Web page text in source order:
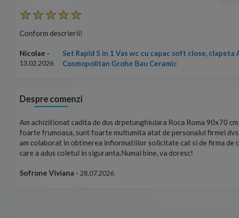
Conform descrierii!
Nicolae -
13.02.2026
Set Rapid 5 in 1 Vas wc cu capac soft close, clapeta
Cosmopolitan Grohe Bau Ceramic
Despre comenzi
Am achizitionat cadita de dus drpetunghiulara Roca Roma 90x70
foarte frumoasa, sunt foarte multumita atat de personalul firmei
am colaborat in obtinerea infiormatiilor solicitate cat si de firma de
care a adus coletul in siguranta.Numai bine, va doresc!
Sofrone Viviana - 28.07.2026